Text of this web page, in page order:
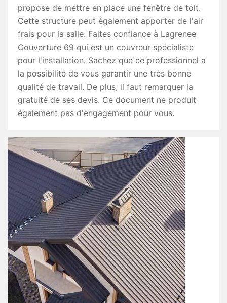
propose de mettre en place une fenêtre de toit.
Cette structure peut également apporter de l'air
frais pour la salle. Faites confiance à Lagrenee
Couverture 69 qui est un couvreur spécialiste
pour l'installation. Sachez que ce professionnel a
la possibilité de vous garantir une très bonne
qualité de travail. De plus, il faut remarquer la
gratuité de ses devis. Ce document ne produit
également pas d'engagement pour vous.